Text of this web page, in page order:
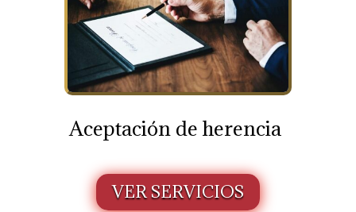
Aceptación de herencia
VER SERVICIOS